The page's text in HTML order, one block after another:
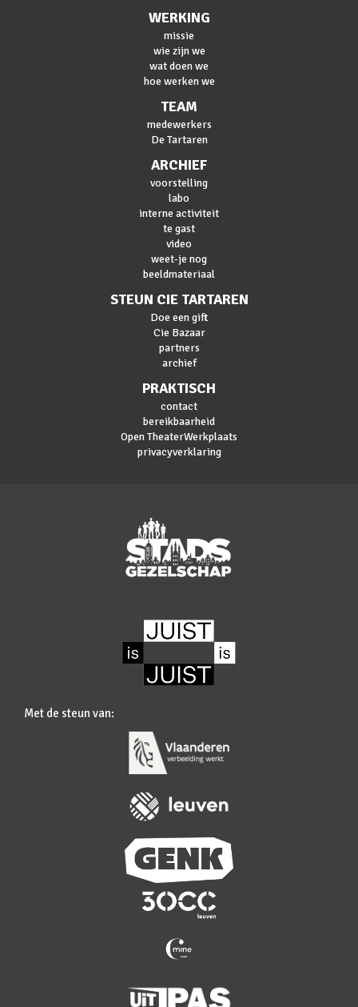
WERKING
missie
wie zijn we
wat doen we
hoe werken we
TEAM
medewerkers
De Tartaren
ARCHIEF
voorstelling
labo
interne activiteit
te gast
video
weet-je nog
beeldmateriaal
STEUN CIE TARTAREN
Doe een gift
Cie Bazaar
partners
archief
PRAKTISCH
contact
bereikbaarheid
Open TheaterWerkplaats
privacyverklaring
Met de steun van: